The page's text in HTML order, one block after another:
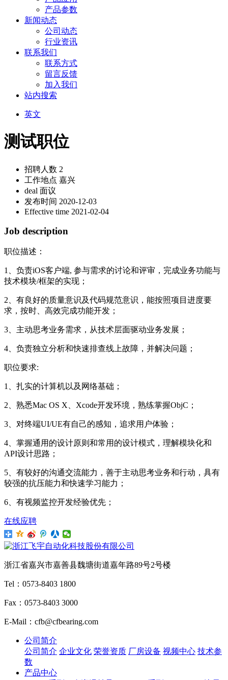
产品参数
新闻动态
公司动态
行业资讯
联系我们
联系方式
留言反馈
加入我们
站内搜索
英文
测试职位
招聘人数 2
工作地点 嘉兴
deal 面议
发布时间 2020-12-03
Effective time 2021-02-04
Job description
职位描述：
1、负责iOS客户端, 参与需求的讨论和评审，完成业务功能与
技术模块/框架的实现；
2、有良好的质量意识及代码规范意识，能按照项目进度要
求，按时、高效完成功能开发；
3、主动思考业务需求，从技术层面驱动业务发展；
4、负责独立分析和快速排查线上故障，并解决问题；
职位要求:
1、扎实的计算机以及网络基础；
2、熟悉Mac OS X、Xcode开发环境，熟练掌握ObjC；
3、对终端UI/UE有自己的感知，追求用户体验；
4、掌握通用的设计原则和常用的设计模式，理解模块化和
API设计思路；
5、有较好的沟通交流能力，善于主动思考业务和行动，具有
较强的抗压能力和快速学习能力；
6、有视频监控开发经验优先；
在线应聘
浙江省嘉兴市嘉善县魏塘街道嘉年路89号2号楼
Tel：0573-8403 1800
Fax：0573-8403 3000
E-Mail：cfb@cfbearing.com
公司简介
公司简介 企业文化 荣誉资质 厂房设备 视频中心 技术参
数
产品中心